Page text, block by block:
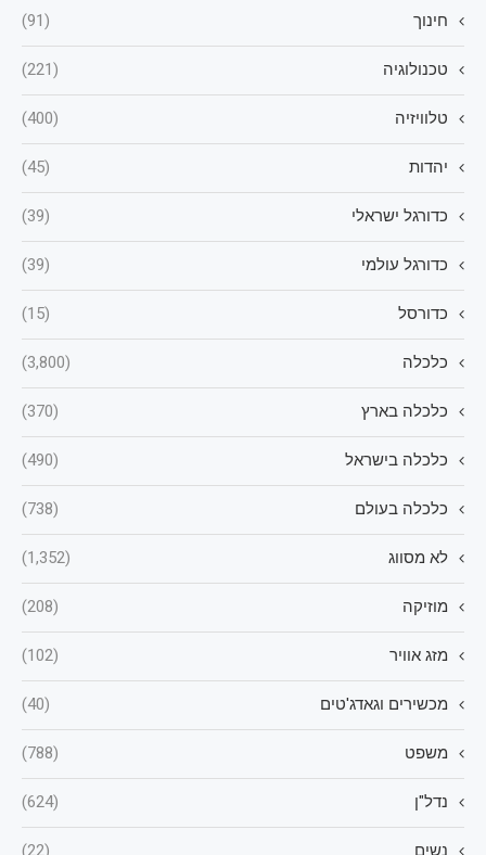
חינוך (91)
טכנולוגיה (221)
טלוויזיה (400)
יהדות (45)
כדורגל ישראלי (39)
כדורגל עולמי (39)
כדורסל (15)
כלכלה (3,800)
כלכלה בארץ (370)
כלכלה בישראל (490)
כלכלה בעולם (738)
לא מסווג (1,352)
מוזיקה (208)
מזג אוויר (102)
מכשירים וגאדג'טים (40)
משפט (788)
נדל"ן (624)
נשים (22)